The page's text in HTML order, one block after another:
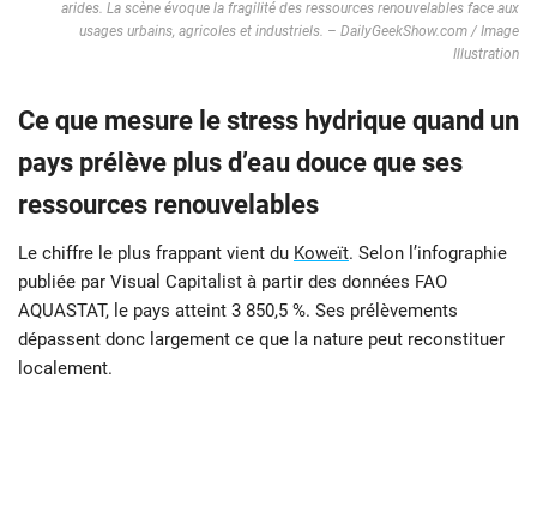
arides. La scène évoque la fragilité des ressources renouvelables face aux
usages urbains, agricoles et industriels. – DailyGeekShow.com / Image
Illustration
Ce que mesure le stress hydrique quand un
pays prélève plus d’eau douce que ses
ressources renouvelables
Le chiffre le plus frappant vient du Koweït. Selon l’infographie
publiée par Visual Capitalist à partir des données FAO
AQUASTAT, le pays atteint 3 850,5 %. Ses prélèvements
dépassent donc largement ce que la nature peut reconstituer
localement.